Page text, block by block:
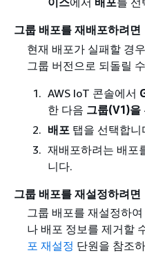
그룹 배포를 재배포하려면
현재 배포가 실패할 경
그룹 버전으로 되돌릴
AWS IoT 콘솔에서
한 다음 그룹(V1)을
배포 탭을 선택합니
재배포하려는 배포
니다.
그룹 배포를 재설정하려면
그룹 배포를 재설정하
나 배포 정보를 제거할
포 재설정 단원을 참조